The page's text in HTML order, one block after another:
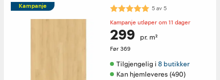
Kampanje Karakter: 5.0 av 5 mulige
5av5
Kampanje utløper om 11 dager
299 pr. m²
Før369
Tilgjengelig i 8 butikker
Kan hjemleveres (490)